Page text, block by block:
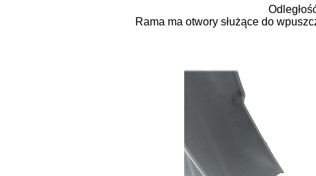
Rama ma otwory służące do